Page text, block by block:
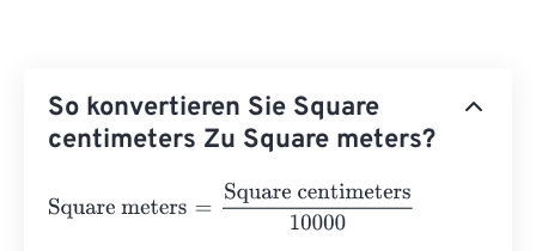
So konvertieren Sie Square
centimeters Zu Square meters?
Square meters Square centimeters10000